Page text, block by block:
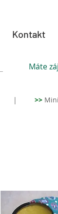
Kontakt
Máte
| >>